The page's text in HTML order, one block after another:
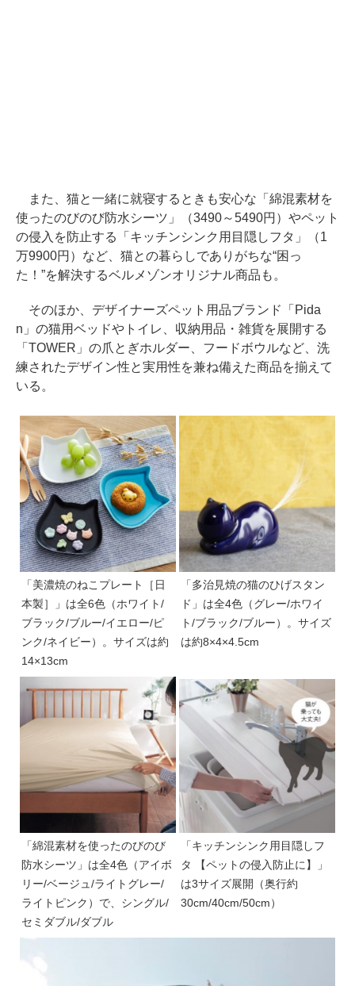
また、猫と一緒に就寝するときも安心な「綿混素材を
使ったのびのび防水シーツ」（3490～5490円）やペット
の侵入を防止する「キッチンシンク用目隠しフタ」（1
万9900円）など、猫との暮らしでありがちな“困っ
た！”を解決するベルメゾンオリジナル商品も。
そのほか、デザイナーズペット用品ブランド「Pida
n」の猫用ベッドやトイレ、収納用品・雑貨を展開する
「TOWER」の爪とぎホルダー、フードボウルなど、洗
練されたデザイン性と実用性を兼ね備えた商品を揃えて
いる。
「美濃焼のねこプレート［日
本製］」は全6色（ホワイト/
ブラック/ブルー/イエロー/ピ
ンク/ネイビー）。サイズは約
14×13cm
「多治見焼の猫のひげスタン
ド」は全4色（グレー/ホワイ
ト/ブラック/ブルー）。サイズ
は約8×4×4.5cm
「綿混素材を使ったのびのび
防水シーツ」は全4色（アイボ
リー/ベージュ/ライトグレー/
ライトピンク）で、シングル/
セミダブル/ダブル
「キッチンシンク用目隠しフ
タ 【ペットの侵入防止に】」
は3サイズ展開（奥行約
30cm/40cm/50cm）